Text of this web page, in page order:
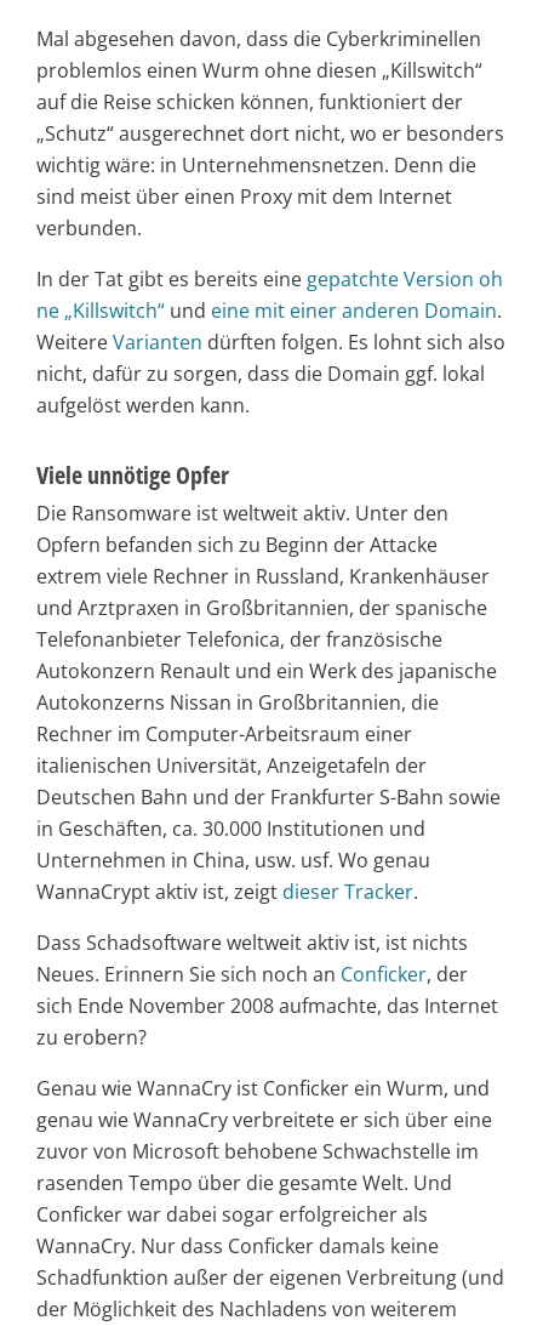
Mal abgesehen davon, dass die Cyberkriminellen
problemlos einen Wurm ohne diesen „Killswitch“
auf die Reise schicken können, funktioniert der
„Schutz“ ausgerechnet dort nicht, wo er besonders
wichtig wäre: in Unternehmensnetzen. Denn die
sind meist über einen Proxy mit dem Internet
verbunden.
In der Tat gibt es bereits eine gepatchte Version oh
ne „Killswitch“ und eine mit einer anderen Domain.
WeitereVarianten dürften folgen. Es lohnt sich also
nicht, dafür zu sorgen, dass die Domain ggf. lokal
aufgelöst werden kann.
Viele unnötige Opfer
Die Ransomware ist weltweit aktiv. Unter den
Opfern befanden sich zu Beginn der Attacke
extrem viele Rechner in Russland, Krankenhäuser
und Arztpraxen in Großbritannien, der spanische
Telefonanbieter Telefonica, der französische
Autokonzern Renault und ein Werk des japanische
Autokonzerns Nissan in Großbritannien, die
Rechner im Computer-Arbeitsraum einer
italienischen Universität, Anzeigetafeln der
Deutschen Bahn und der Frankfurter S-Bahn sowie
in Geschäften, ca. 30.000 Institutionen und
Unternehmen in China, usw. usf. Wo genau
WannaCrypt aktiv ist, zeigt dieser Tracker.
Dass Schadsoftware weltweit aktiv ist, ist nichts
Neues. Erinnern Sie sich noch an Conficker, der
sich Ende November 2008 aufmachte, das Internet
zu erobern?
Genau wie WannaCry ist Conficker ein Wurm, und
genau wie WannaCry verbreitete er sich über eine
zuvor von Microsoft behobene Schwachstelle im
rasenden Tempo über die gesamte Welt. Und
Conficker war dabei sogar erfolgreicher als
WannaCry. Nur dass Conficker damals keine
Schadfunktion außer der eigenen Verbreitung (und
der Möglichkeit des Nachladens von weiterem